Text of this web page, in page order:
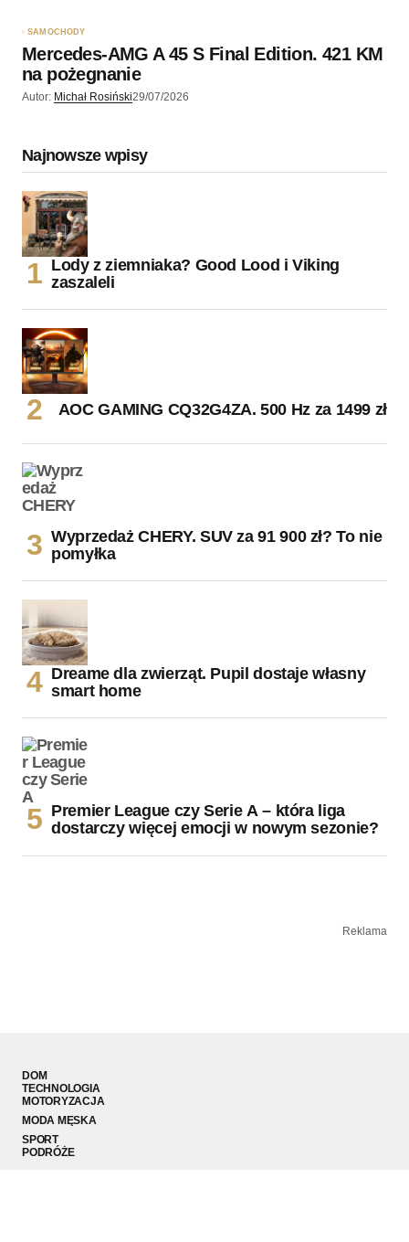
SAMOCHODY
Mercedes-AMG A 45 S Final Edition. 421 KM
na pożegnanie
Autor: Michał Rosiński29/07/2026
Najnowsze wpisy
Lody z ziemniaka? Good Lood i Viking
zaszaleli
AOC GAMING CQ32G4ZA. 500 Hz za 1499 zł
Wyprzedaż CHERY. SUV za 91 900 zł? To nie
pomyłka
Dreame dla zwierząt. Pupil dostaje własny
smart home
Premier League czy Serie A – która liga
dostarczy więcej emocji w nowym sezonie?
Reklama
DOM
TECHNOLOGIA
MOTORYZACJA
MODA MĘSKA
SPORT
PODRÓŻE